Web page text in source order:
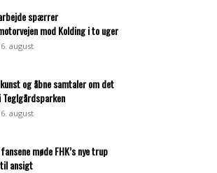
spærrer
mod Kolding i to uger
august
og åbne samtaler om det
august
møde FHK’s nye trup
ansigt